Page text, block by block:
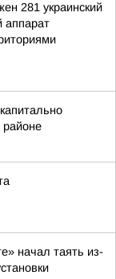
281 украинский
аппарат
начал таять из-